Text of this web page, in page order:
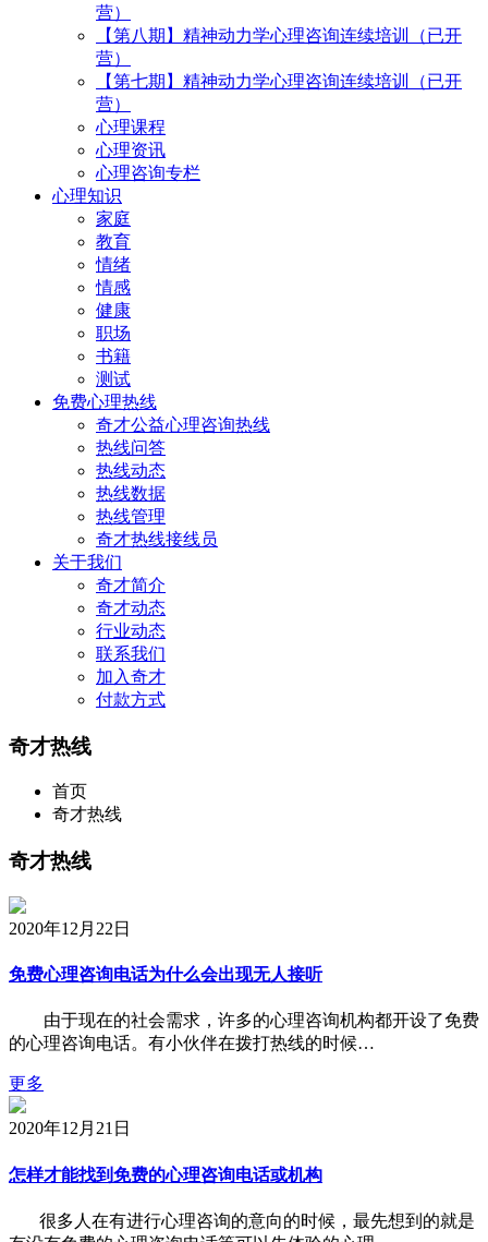
营）
【第八期】精神动力学心理咨询连续培训（已开
营）
【第七期】精神动力学心理咨询连续培训（已开
营）
心理课程
心理资讯
心理咨询专栏
心理知识
家庭
教育
情绪
情感
健康
职场
书籍
测试
免费心理热线
奇才公益心理咨询热线
热线问答
热线动态
热线数据
热线管理
奇才热线接线员
关于我们
奇才简介
奇才动态
行业动态
联系我们
加入奇才
付款方式
奇才热线
首页
奇才热线
奇才热线
2020年12月22日
免费心理咨询电话为什么会出现无人接听
由于现在的社会需求，许多的心理咨询机构都开设了免费
的心理咨询电话。有小伙伴在拨打热线的时候…
更多
2020年12月21日
怎样才能找到免费的心理咨询电话或机构
很多人在有进行心理咨询的意向的时候，最先想到的就是